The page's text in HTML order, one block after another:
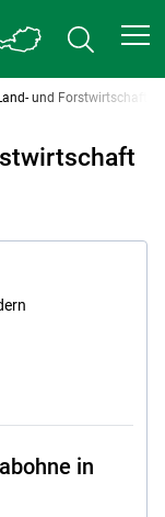
und Forstwirtschaft
in